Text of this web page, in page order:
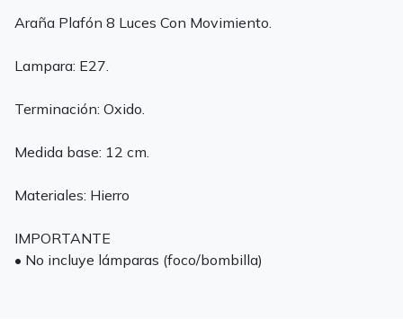
Araña Plafón 8 Luces Con Movimiento.
Lampara: E27.
Terminación: Oxido.
Medida base: 12 cm.
Materiales: Hierro
IMPORTANTE
• No incluye lámparas (foco/bombilla)